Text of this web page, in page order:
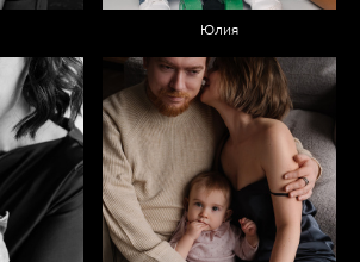
Юлия